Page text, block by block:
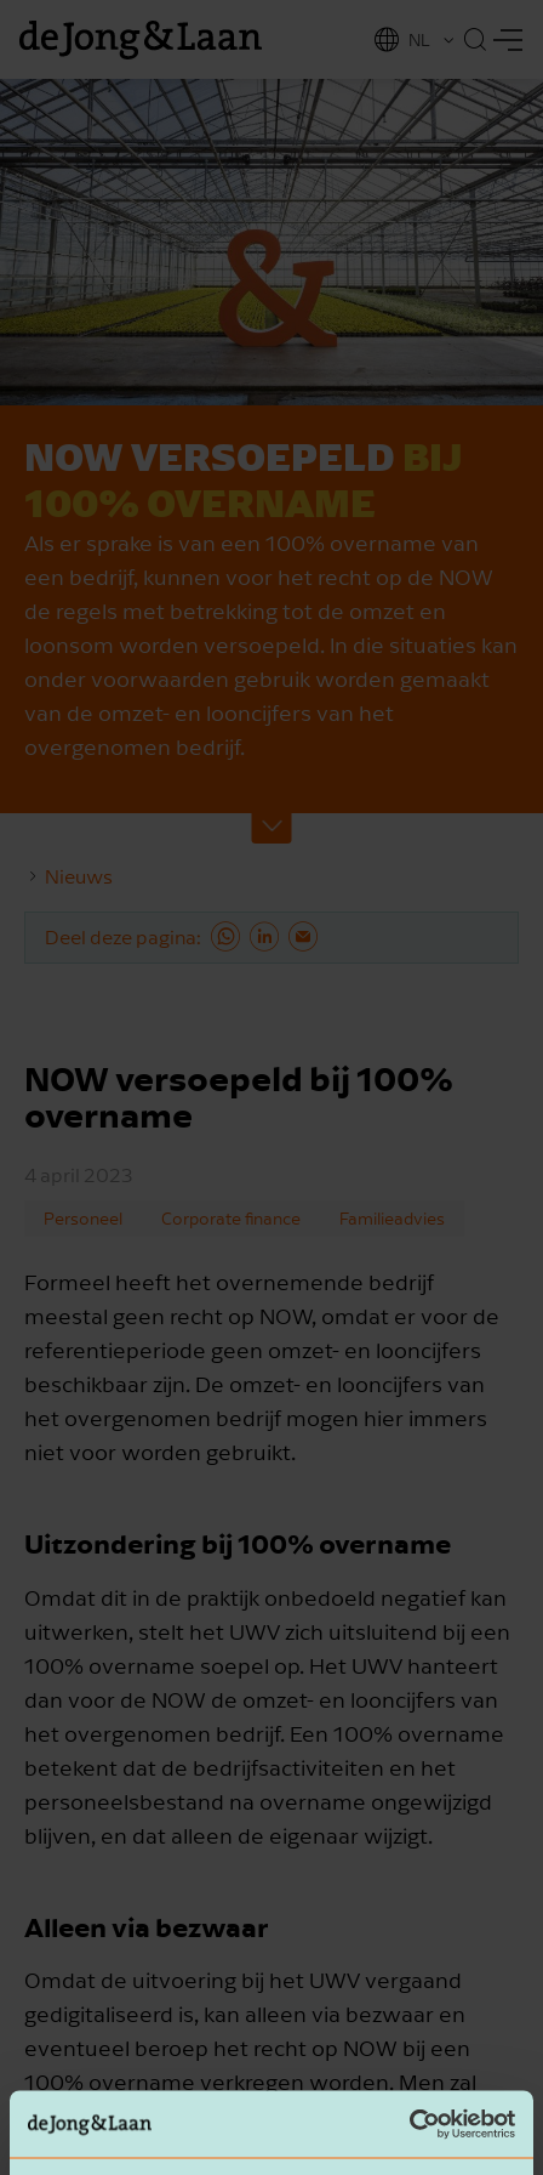
NL
EN
NOW VER­SOE­PELD BIJ
100% OVER­NA­ME
Als er sprake is van een 100% overname van
een bedrijf, kunnen voor het recht op de NOW
de regels met betrekking tot de omzet en
loonsom worden versoepeld. In die situaties kan
onder voorwaarden gebruik worden gemaakt
van de omzet- en looncijfers van het
overgenomen bedrijf.
Nieuws
Deel deze pagina
NOW versoepeld bij 100%
overname
4 april 2023
Personeel Corporate finance Familieadvies
Formeel heeft het overnemende bedrijf
meestal geen recht op NOW, omdat er voor de
referentieperiode geen omzet- en looncijfers
beschikbaar zijn. De omzet- en looncijfers van
het overgenomen bedrijf mogen hier immers
niet voor worden gebruikt.
Uitzondering bij 100% overname
Omdat dit in de praktijk onbedoeld negatief kan
uitwerken, stelt het UWV zich uitsluitend bij een
100% overname soepel op. Het UWV hanteert
dan voor de NOW de omzet- en looncijfers van
het overgenomen bedrijf. Een 100% overname
betekent dat de bedrijfsactiviteiten en het
personeelsbestand na overname ongewijzigd
blijven, en dat alleen de eigenaar wijzigt.
Alleen via bezwaar
Omdat de uitvoering bij het UWV vergaand
gedigitaliseerd is, kan alleen via bezwaar en
eventueel beroep het recht op NOW bij een
100% overname verkregen worden. Men zal
dan aan moeten tonen dat er voldaan wordt
aan de eisen inzake een 100% overname. Lukt